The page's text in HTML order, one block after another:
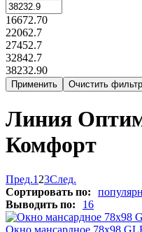
16672.70
22062.7
27452.7
32842.7
38232.90
Линия
Комфорт
Пред.1 23След.
Сортировать по:
Выводить по:
16
Окно мансардное 78x98